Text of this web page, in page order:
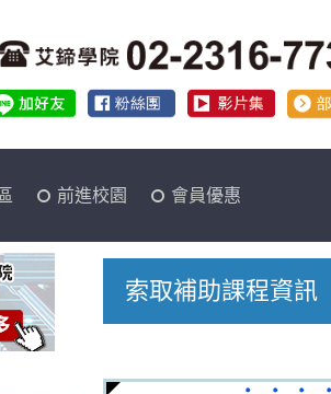
前進校園 會員優惠
索取補助課程資訊